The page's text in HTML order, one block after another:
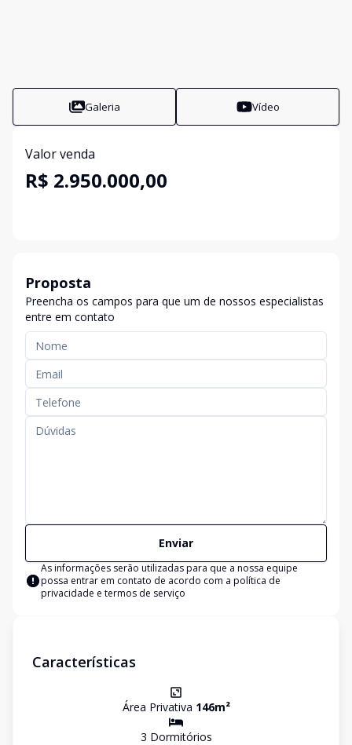
Galeria Vídeo
Valor venda
R$ 2.950.000,00
Proposta
Preencha os campos para que um de nossos especialistas
entre em contato
Enviar
As informações serão utilizadas para que a nossa equipe
possa entrar em contato de acordo com a política de
privacidade e termos de serviço
Características
Área Privativa 146m²
3 Dormitórios